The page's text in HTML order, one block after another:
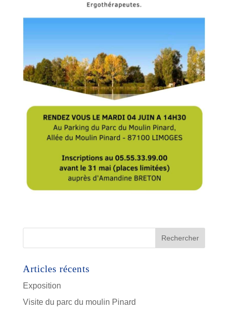
Articles récents
Exposition
Visite du parc du moulin Pinard